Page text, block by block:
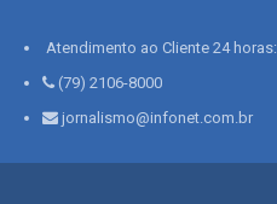
Atendimento ao Cliente 24 horas:
(79) 2106-8000
jornalismo@infonet.com.br